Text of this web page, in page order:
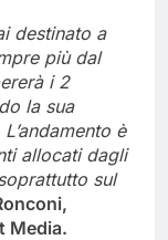
destinato a
più dal
i 2
la sua
è
allocati dagli
sul
Media.